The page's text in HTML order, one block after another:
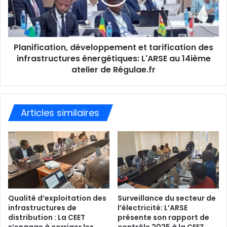
Planification, développement et tarification des
infrastructures énergétiques: L'ARSE au 14ième
atelier de Régulae.fr
Articles similaires
Qualité d’exploitation des
infrastructures de
distribution : La CEET
Surveillance du secteur de
l’électricité: L’ARSE
présente son rapport de